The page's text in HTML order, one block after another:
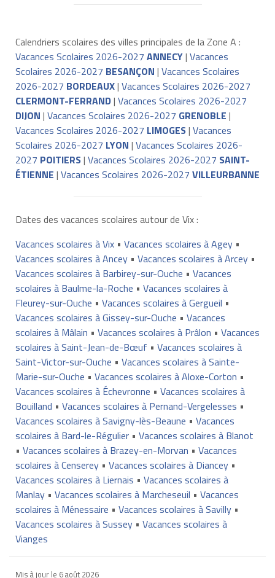
Calendriers scolaires des villes principales de la Zone A :
Vacances Scolaires 2026-2027 ANNECY| Vacances
Scolaires 2026-2027 BESANÇON | Vacances Scolaires
2026-2027 BORDEAUX| Vacances Scolaires 2026-2027
CLERMONT-FERRAND| Vacances Scolaires 2026-2027
DIJON | Vacances Scolaires 2026-2027 GRENOBLE |
Vacances Scolaires 2026-2027 LIMOGES| Vacances
Scolaires 2026-2027 LYON | Vacances Scolaires 2026-
2027 POITIERS| Vacances Scolaires 2026-2027 SAINT-
ÉTIENNE | Vacances Scolaires 2026-2027 VILLEURBANNE
Dates des vacances scolaires autour de Vix :
Vacances scolaires à Vix• Vacances scolaires à Agey•
Vacances scolaires à Ancey• Vacances scolaires à Arcey•
Vacances scolaires à Barbirey-sur-Ouche • Vacances
scolaires à Baulme-la-Roche • Vacances scolaires à
Fleurey-sur-Ouche • Vacances scolaires à Gergueil •
Vacances scolaires à Gissey-sur-Ouche • Vacances
scolaires à Mâlain • Vacances scolaires à Prâlon • Vacances
scolaires à Saint-Jean-de-Bœuf • Vacances scolaires à
Saint-Victor-sur-Ouche • Vacances scolaires à Sainte-
Marie-sur-Ouche • Vacances scolaires à Aloxe-Corton •
Vacances scolaires à Échevronne • Vacances scolaires à
Bouilland • Vacances scolaires à Pernand-Vergelesses •
Vacances scolaires à Savigny-lès-Beaune • Vacances
scolaires à Bard-le-Régulier• Vacances scolaires à Blanot
• Vacances scolaires à Brazey-en-Morvan • Vacances
scolaires à Censerey• Vacances scolaires à Diancey•
Vacances scolaires à Liernais • Vacances scolaires à
Manlay• Vacances scolaires à Marcheseuil • Vacances
scolaires à Ménessaire • Vacances scolaires à Savilly•
Vacances scolaires à Sussey• Vacances scolaires à
Vianges
Mis à jour le 6 août 2026